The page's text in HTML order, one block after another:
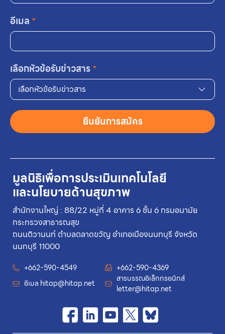
มูลนิธิเพื่อการประเมินเทคโนโลยี
และนโยบายด้านสุขภาพ
สำนักงานใหญ่ : 88/22 หมู่ที่ 4 อาคาร 6 ชั้น 6 กรมอนามัย
กระทรวงสาธารณสุข
ถนนติวานนท์ ตำบลตลาดขวัญ อำเภอเมืองนนทบุรี จังหวัด
นนทบุรี 11000
+662-590-4549
+662-590-4369
อีเมล hitap@hitap.net
สารบรรณอิเล็กทรอนิกส์
letter@hitap.net
อีเมล *
เลือกหัวข้อรับข่าวสาร*
เลือกหัวข้อรับข่าวสาร
ยืนยันการสมัคร